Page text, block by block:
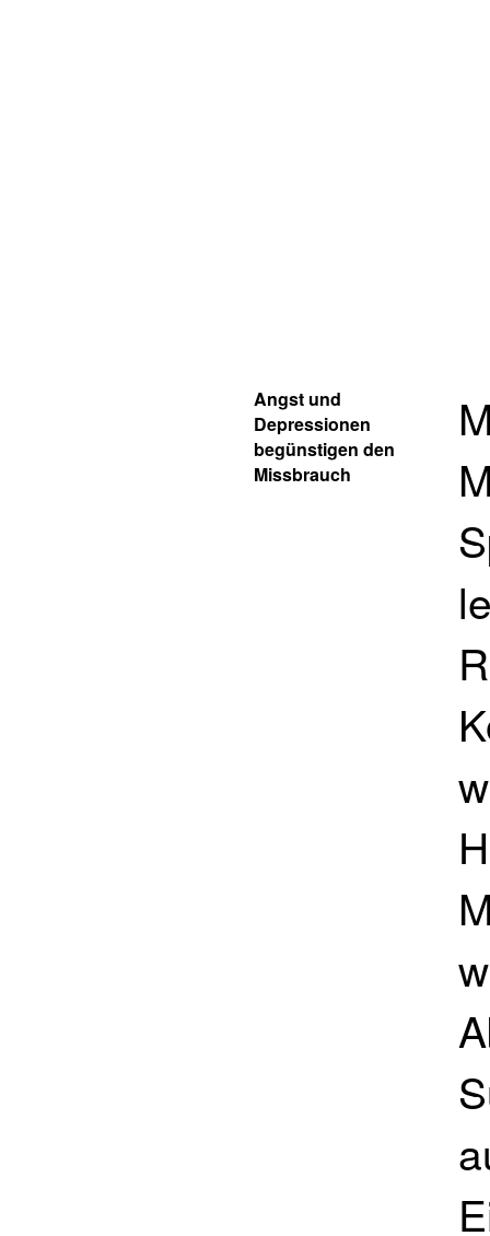
Angst und
Depressionen
begünstigen den
Missbrauch